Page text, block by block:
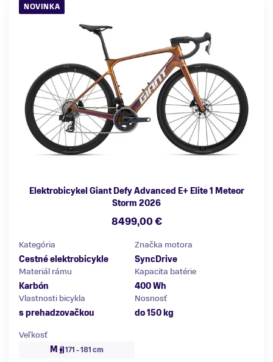
NOVINKA
Elektrobicykel Giant Defy Advanced E+ Elite 1 Meteor
Storm 2026
8499,00 €
Kategória
Cestné elektrobicykle
Značka motora
SyncDrive
Materiál rámu
Karbón
Kapacita batérie
400 Wh
Vlastnosti bicykla
s prehadzovačkou
Nosnosť
do 150 kg
Veľkosť
M
171 - 181 cm